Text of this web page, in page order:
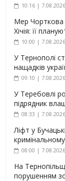
10:16 | 7.08.2026
Мер Чорткова
Хічія: її
10:00 | 7.08.2026
У Тернополі
нащадків
09:10 | 7.08.2026
У Теребовлі
підрядник
08:33 | 7.08.2026
Ліфт у
08:00 | 7.08.2026
На
порушенням